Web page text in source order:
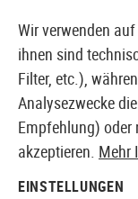
Wir verwenden
ihnen sind
Filter, etc.),
Analysezwecke
Empfehlung) oder
akzeptieren. Mehr
EINSTELLUNGEN